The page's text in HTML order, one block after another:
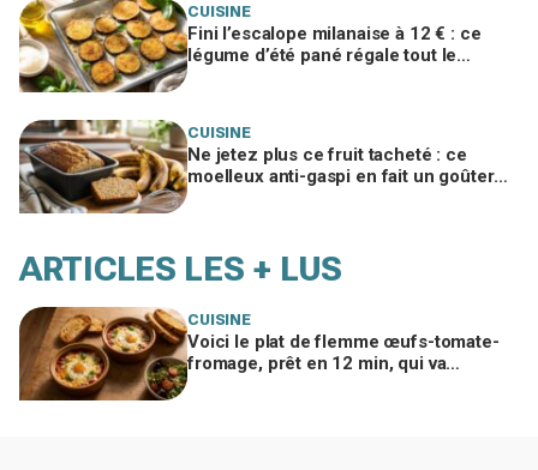
CUISINE
Fini l’escalope milanaise à 12 € : ce
légume d’été pané régale tout le
CUISINE
Ne jetez plus ce fruit tacheté : ce
moelleux anti-gaspi en fait un goûter
ARTICLES LES + LUS
CUISINE
Voici le plat de flemme œufs-tomate-
fromage, prêt en 12 min, qui va